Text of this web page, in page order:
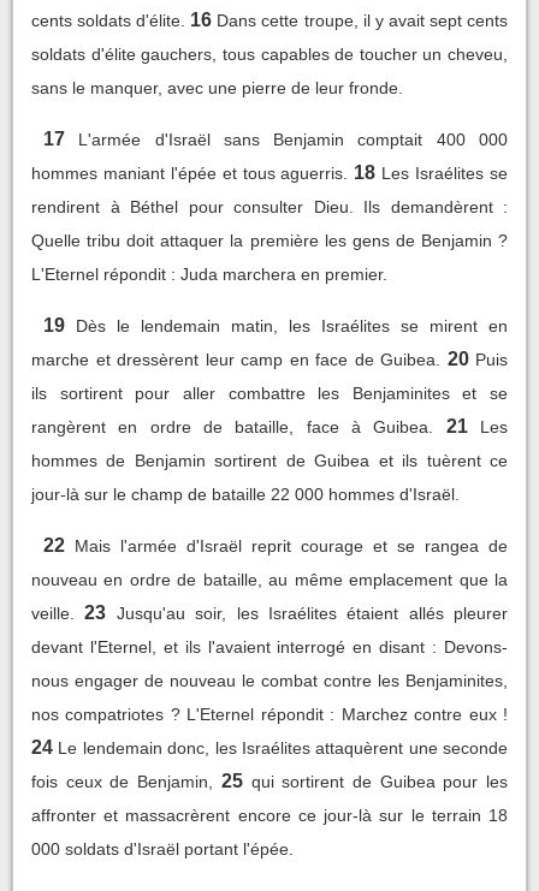
cents soldats d'élite. 16 Dans cette troupe, il y avait sept cents
soldats d'élite gauchers, tous capables de toucher un cheveu,
sans le manquer, avec une pierre de leur fronde.
17
L'armée d'Israël sans Benjamin comptait 400 000
hommes maniant l'épée et tous aguerris.
18 Les Israélites se
rendirent à Béthel pour consulter Dieu. Ils demandèrent :
Quelle tribu doit attaquer la première les gens de Benjamin ?
L'Eternel répondit : Juda marchera en premier.
19
Dès le lendemain matin, les Israélites se mirent en
marche et dressèrent leur camp en face de Guibea.
20 Puis
ils sortirent pour aller combattre les Benjaminites et se
rangèrent en ordre de bataille, face à Guibea.
21
Les
hommes de Benjamin sortirent de Guibea et ils tuèrent ce
jour-là sur le champ de bataille 22 000 hommes d'Israël.
22 Mais l'armée d'Israël reprit courage et se rangea de
nouveau en ordre de bataille, au même emplacement que la
veille.
23 Jusqu'au soir, les Israélites étaient allés pleurer
devant l'Eternel, et ils l'avaient interrogé en disant : Devons-
nous engager de nouveau le combat contre les Benjaminites,
nos compatriotes ? L'Eternel répondit : Marchez contre eux !
24 Le lendemain donc, les Israélites attaquèrent une seconde
fois ceux de Benjamin,
25 qui sortirent de Guibea pour les
affronter et massacrèrent encore ce jour-là sur le terrain 18
000 soldats d'Israël portant l'épée.